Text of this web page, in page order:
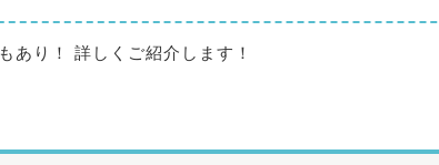
もあり！ 詳しくご紹介します！